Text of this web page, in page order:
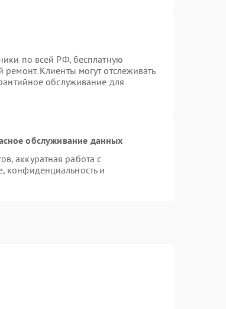
по всей РФ, бесплатную
Клиенты могут отслеживать
обслуживание для
обслуживание данных
аккуратная работа с
конфиденциальность и